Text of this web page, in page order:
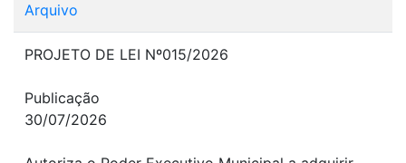
Arquivo
PROJETO DE LEI Nº015/2026
Publicação
30/07/2026